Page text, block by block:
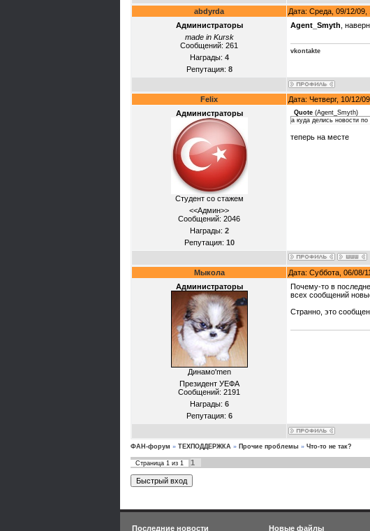
abdyrda Дата: Среда, 09/12/
Администраторы
made in Kursk
Сообщений: 261
Награды: 4
Репутация: 8
Agent_Smyth ,
vkontakte
Felix Дата: Четверг, 10/12/
Администраторы
Студент со стажем
<<Админ>>
Сообщений: 2046
Награды: 2
Репутация: 10
Quote (Agent_Smyth)
а куда делись новости
теперь на месте
Мыкола Дата: Суббота, 06/08/
Администраторы
Динамо'mеn
Президент УЕФА
Сообщений: 2191
Награды: 6
Репутация: 6
Почему-то в
всех сообщений
Странно, это
ФАН-форум » ТЕХПОДДЕРЖКА » Прочие проблемы » Что-то не так?
Страница 1 из 1
1
Последние новости Новые файлы